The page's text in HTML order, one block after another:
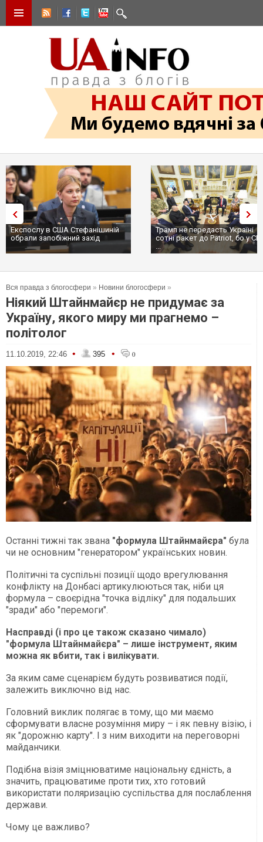
Експослу в США Стефанішиній
обрали запобіжний захід
Трамп не передасть Україні
сотні ракет до Patriot, бо у
...
Вся правда з блогосфери » Новини блогосфери »
Ніякий Штайнмайєр не придумає за
Україну, якого миру ми прагнемо –
політолог
11.10.2019, 22:46 • 395 • 0
Останні тижні так звана "формула Штайнмайєра" була
чи не основним "генератором" українських новин.
Політичні та суспільні позиції щодо врегулювання
конфлікту на Донбасі артикулюються так, ніби ця
формула – своєрідна "точка відліку" для подальших
"зради" або "перемоги".
Насправді (і про це також сказано чимало)
"формула Штайнмайєра" – лише інструмент, яким
можна як вбити, так і вилікувати.
За яким саме сценарієм будуть розвиватися події,
залежить виключно від нас.
Головний виклик полягає в тому, що ми маємо
сформувати власне розуміння миру – і як певну візію, і
як "дорожню карту". І з ним виходити на переговорні
майданчики.
Подібна візія зміцнюватиме національну єдність, а
значить, працюватиме проти тих, хто готовий
використати поляризацію суспільства для послаблення
держави.
Чому це важливо?